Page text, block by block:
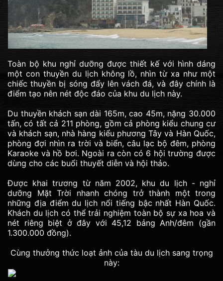
Toàn bộ khu nghỉ dưỡng được thiết kế với hình dáng
một con thuyền du lịch không lồ, nhìn từ xa như một
chiếc thuyền bị sóng đẩy lên vách đá, và đây chính là
điểm tạo nên nét độc đáo của khu du lịch này.
Du thuyền khách sạn dài 165m, cao 45m, nặng 30.000
tấn, có tất cả 211 phòng, gồm cả phòng kiểu chung cư
và khách sạn, nhà hàng kiểu phương Tây và Hàn Quốc,
phòng đợi nhìn ra trời và biển, câu lạc bộ đêm, phòng
Karaoke và hồ bơi. Ngoài ra còn có 6 hội trường được
dùng cho các buổi thuyết diễn và hội thảo.
Được khai trương từ năm 2002, khu du lịch - nghỉ
dưỡng Mặt Trời nhanh chóng trở thành một trong
những địa điểm du lịch nổi tiếng bậc nhất Hàn Quốc.
Khách du lịch có thể trải nghiệm toàn bộ sự xa hoa và
nét riêng biệt ở đây với 45,12 bảng Anh/đêm (gần
1.300.000 đồng).
Cùng thưởng thức loạt ảnh của tàu du lịch sang trọng
này: